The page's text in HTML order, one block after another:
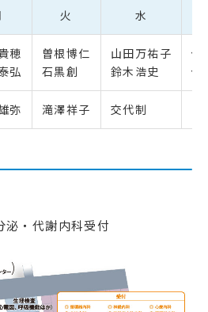
火 水
穂
弘
曽根博仁
石黒創
山田万祐子
鈴木浩史
佐
佐
弥 滝澤祥子 交代制
・代謝内科受付